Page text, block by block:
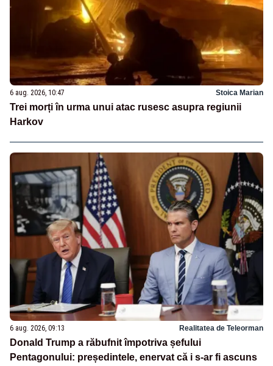
6 aug. 2026, 10:47 Stoica Marian
Trei morți în urma unui atac rusesc asupra regiunii
Harkov
6 aug. 2026, 09:13 Realitatea de Teleorman
Donald Trump a răbufnit împotriva șefului
Pentagonului: președintele, enervat că i s-ar fi ascuns